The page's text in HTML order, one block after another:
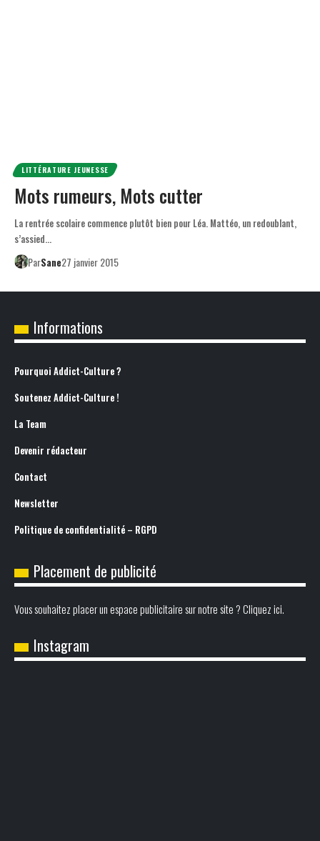
LITTÉRATURE JEUNESSE
Mots rumeurs, Mots cutter
La rentrée scolaire commence plutôt bien pour Léa. Mattéo, un redoublant,
s’assied…
ParSane27 janvier 2015
Informations
Pourquoi Addict-Culture ?
Soutenez Addict-Culture !
La Team
Devenir rédacteur
Contact
Newsletter
Politique de confidentialité – RGPD
Placement de publicité
Vous souhaitez placer un espace publicitaire sur notre site ? Cliquez ici.
Instagram